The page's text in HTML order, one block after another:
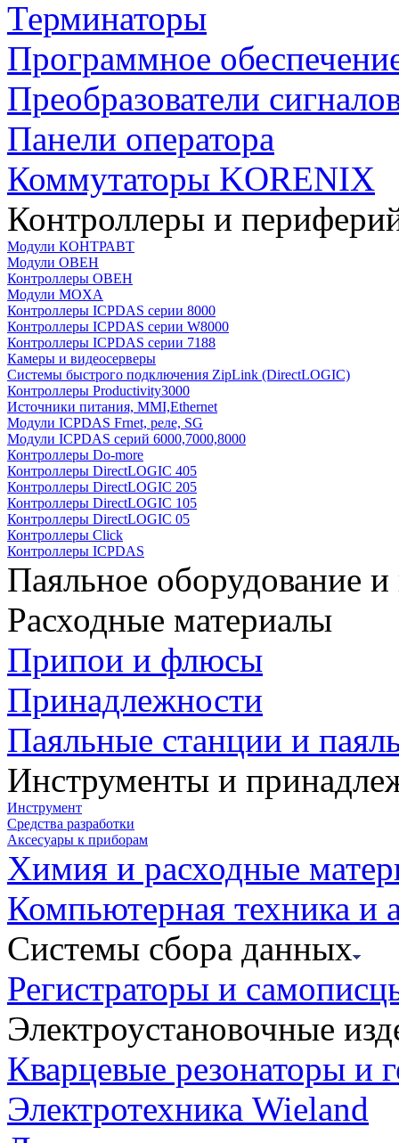
Терминаторы
Программное
Преобразователи
Панели оператора
Коммутаторы KORENIX
Контроллеры и
Модули КОНТРАВТ
Модули ОВЕН
Контроллеры ОВЕН
Модули MOXA
Контроллеры ICPDAS серии 8000
Контроллеры ICPDAS серии W8000
Контроллеры ICPDAS серии 7188
Камеры и видеосерверы
Системы быстрого подключения ZipLink (DirectLOGIC)
Контроллеры Productivity3000
Источники питания, MMI,Ethernet
Модули ICPDAS Frnet, реле, SG
Модули ICPDAS серий 6000,7000,8000
Контроллеры Do-more
Контроллеры DirectLOGIC 405
Контроллеры DirectLOGIC 205
Контроллеры DirectLOGIC 105
Контроллеры DirectLOGIC 05
Контроллеры Click
Контроллеры ICPDAS
Паяльное оборудование
Расходные материалы
Припои и флюсы
Принадлежности
Паяльные станции и
Инструменты и
Инструмент
Средства разработки
Аксесуары к приборам
Химия и расходные
Компьютерная техника и
Системы сбора данных
Регистраторы и
Электроустановочные
Кварцевые резонаторы и
Электротехника Wieland